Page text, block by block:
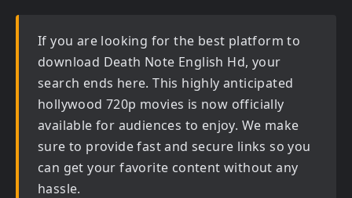
If you are looking for the best platform to
download Death Note English Hd, your
search ends here. This highly anticipated
hollywood 720p movies is now officially
available for audiences to enjoy. We make
sure to provide fast and secure links so you
can get your favorite content without any
hassle.